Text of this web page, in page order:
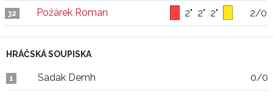
32 Požárek Roman 2" 2" 2" 2/0
HRÁČSKÁ SOUPISKA
1 Sadak Demh 0/0